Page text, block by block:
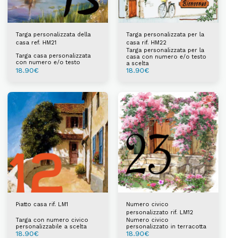
Targa personalizzata della
casa ref. HM21
Targa casa personalizzata
con numero e/o testo
18.90€
Targa personalizzata per la
casa rif. HM22
Targa personalizzata per la
casa con numero e/o testo
a scelta
18.90€
Piatto casa rif. LM1
Targa con numero civico
personalizzabile a scelta
18.90€
Numero civico
personalizzato rif. LM12
Numero civico
personalizzato in terracotta
18.90€